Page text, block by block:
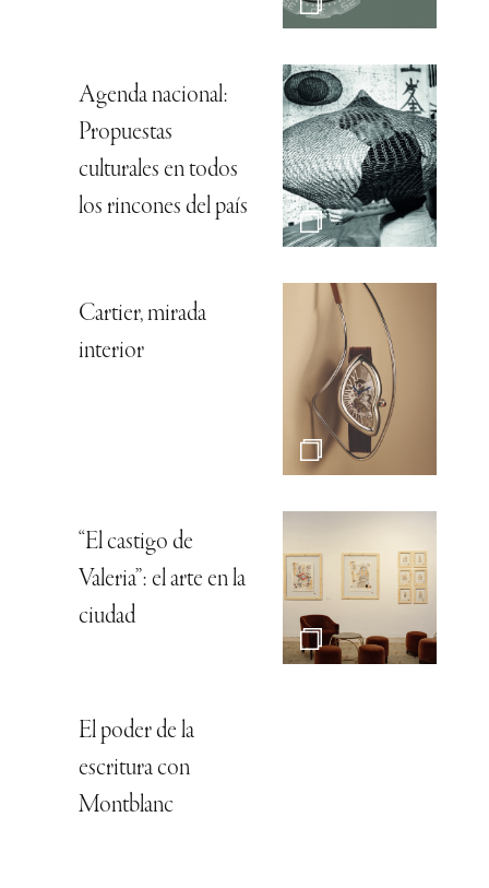
Agenda nacional:
Propuestas
culturales en todos
los rincones del país
Cartier, mirada
interior
“El castigo de
Valeria”: el arte en la
ciudad
El poder de la
escritura con
Montblanc